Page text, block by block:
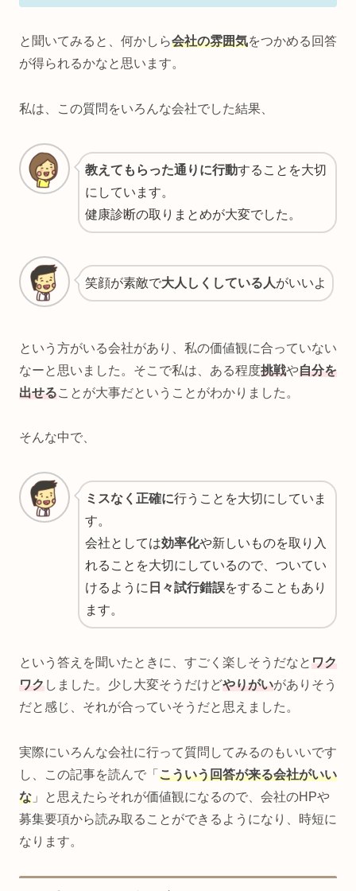
と聞いてみると、何かしら会社の雰囲気をつかめる回答
が得られるかなと思います。
私は、この質問をいろんな会社でした結果、
教えてもらった通りに行動することを大切
にしています。
健康診断の取りまとめが大変でした。
笑顔が素敵で大人しくしている人がいいよ
という方がいる会社があり、私の価値観に合っていない
なーと思いました。そこで私は、ある程度挑戦や自分を
出せることが大事だということがわかりました。
そんな中で、
ミスなく正確に行うことを大切にしていま
す。
会社としては効率化や新しいものを取り入
れることを大切にしているので、ついてい
けるように 日々試行錯誤をすることもあり
ます。
という答えを聞いたときに、すごく楽しそうだなとワク
ワクしました。少し大変そうだけどやりがいがありそう
だと感じ、それが合っていそうだと思えました。
実際にいろんな会社に行って質問してみるのもいいです
し、この記事を読んで「 こういう回答が来る会社がいい
な 」と思えたらそれが価値観になるので、会社のHPや
募集要項から読み取ることができるようになり、時短に
なります。